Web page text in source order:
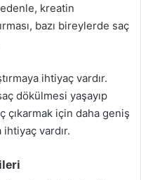
kreatin
bazı bireylerde saç
ihtiyaç vardır.
dökülmesi yaşayıp
çıkarmak için daha geniş
vardır.